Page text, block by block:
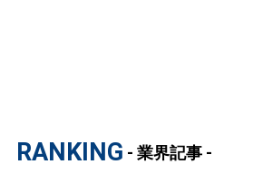
RANKING - 業界記事 -